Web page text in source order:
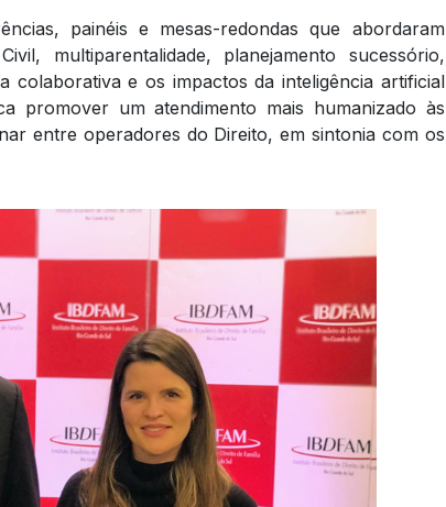
painéis e mesas-redondas que abordaram
multiparentalidade, planejamento sucessório,
colaborativa e os impactos da inteligência artificial
promover um atendimento mais humanizado às
entre operadores do Direito, em sintonia com os